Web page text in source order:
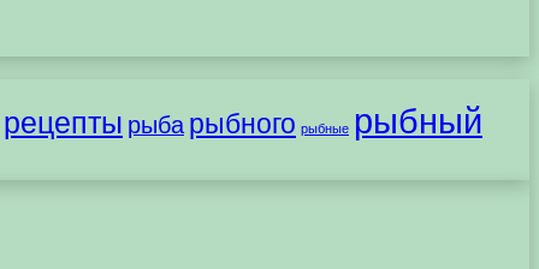
рецепты рыба рыбного рыбные рыбный